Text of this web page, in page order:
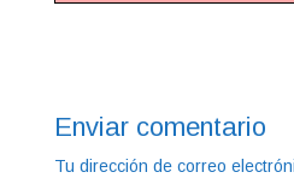
Enviar comentario
Tu dirección de correo